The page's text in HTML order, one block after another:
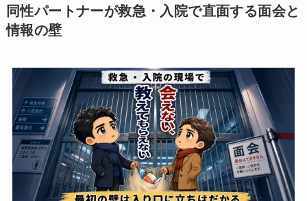
同性パートナーが救急・入院で直面する面会と
情報の壁